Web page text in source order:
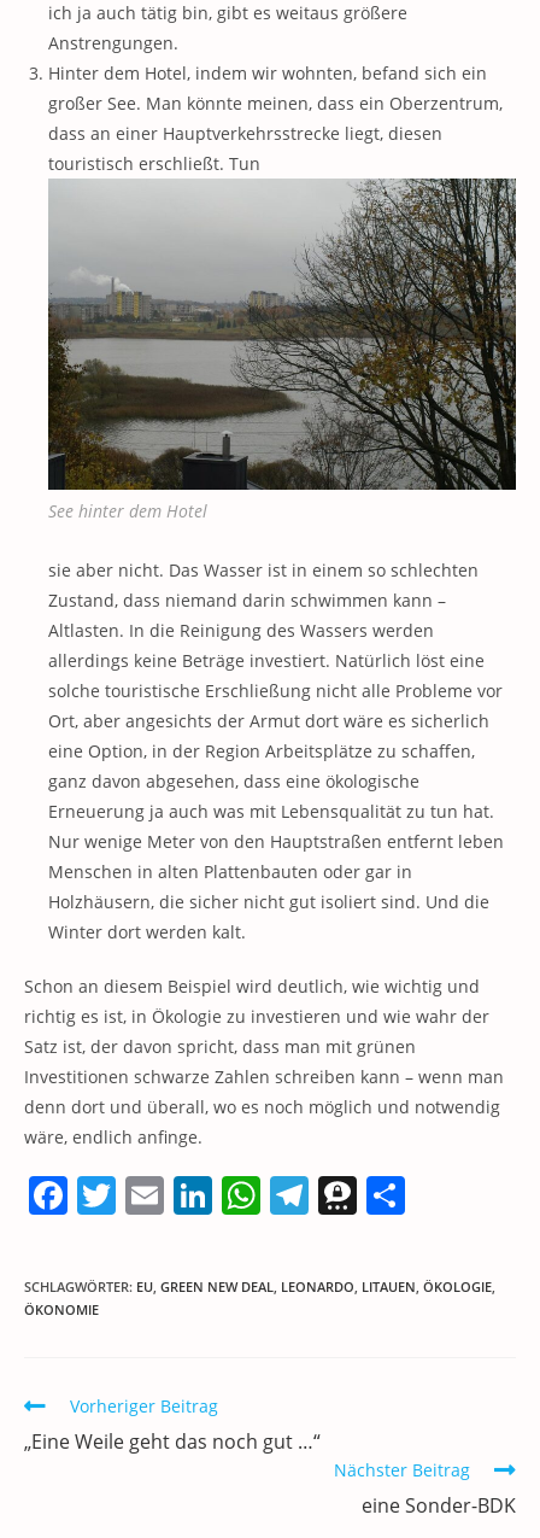
ich ja auch tätig bin, gibt es weitaus größere
Anstrengungen.
Hinter dem Hotel, indem wir wohnten, befand sich ein
großer See. Man könnte meinen, dass ein Oberzentrum,
dass an einer Hauptverkehrsstrecke liegt, diesen
touristisch erschließt. Tun
See hinter dem Hotel
sie aber nicht. Das Wasser ist in einem so schlechten
Zustand, dass niemand darin schwimmen kann –
Altlasten. In die Reinigung des Wassers werden
allerdings keine Beträge investiert. Natürlich löst eine
solche touristische Erschließung nicht alle Probleme vor
Ort, aber angesichts der Armut dort wäre es sicherlich
eine Option, in der Region Arbeitsplätze zu schaffen,
ganz davon abgesehen, dass eine ökologische
Erneuerung ja auch was mit Lebensqualität zu tun hat.
Nur wenige Meter von den Hauptstraßen entfernt leben
Menschen in alten Plattenbauten oder gar in
Holzhäusern, die sicher nicht gut isoliert sind. Und die
Winter dort werden kalt.
Schon an diesem Beispiel wird deutlich, wie wichtig und
richtig es ist, in Ökologie zu investieren und wie wahr der
Satz ist, der davon spricht, dass man mit grünen
Investitionen schwarze Zahlen schreiben kann – wenn man
denn dort und überall, wo es noch möglich und notwendig
wäre, endlich anfinge.
F
c
e
o
o
k
T
itt
E
ai
Li
k
W
at
s
p
T
e
T
re le
n
SCHLAGWÖRTER: EU GREEN NEW DEAL LEONARDO LITAUEN ÖKOLOGIE
ÖKONOMIE
Weitere
ansehen
Vorheriger Beitrag
„Eine Weile geht das noch gut …“
Nächster Beitrag
eine Sonder-BDK